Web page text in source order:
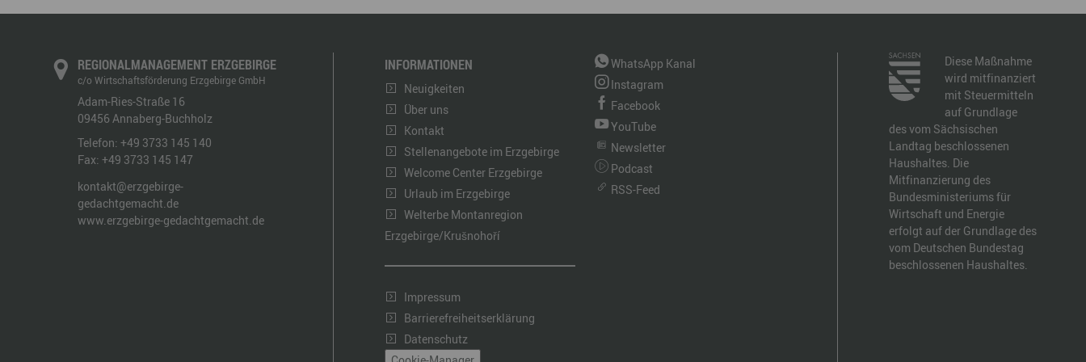
REGIONALMANAGEMENT ERZGEBIRGE
c/o Wirtschaftsförderung Erzgebirge GmbH
Adam-Ries-Straße 16
09456 Annaberg-Buchholz
Telefon: +49 3733 145 140
Fax: +49 3733 145 147
kontakt@erzgebirge-
gedachtgemacht.de
www.erzgebirge-gedachtgemacht.de
INFORMATIONEN
Neuigkeiten
Über uns
Kontakt
Stellenangebote im Erzgebirge
Welcome Center Erzgebirge
Urlaub im Erzgebirge
Welterbe Montanregion
Erzgebirge/Krušnohoří
Impressum
Barrierefreiheitserklärung
Datenschutz
WhatsApp Kanal
Instagram
Facebook
YouTube
Newsletter
Podcast
RSS-Feed
Diese Maßnahme
wird mitfinanziert
mit Steuermitteln
auf Grundlage
des vom Sächsischen
Landtag beschlossenen
Haushaltes. Die
Mitfinanzierung des
Bundesministeriums für
Wirtschaft und Energie
erfolgt auf der Grundlage des
vom Deutschen Bundestag
beschlossenen Haushaltes.